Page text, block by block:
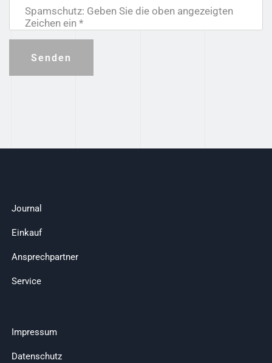
Spamschutz: Geben Sie die oben angezeigten
Zeichen ein *
Senden
Journal
Einkauf
Ansprechpartner
Service
Impressum
Datenschutz